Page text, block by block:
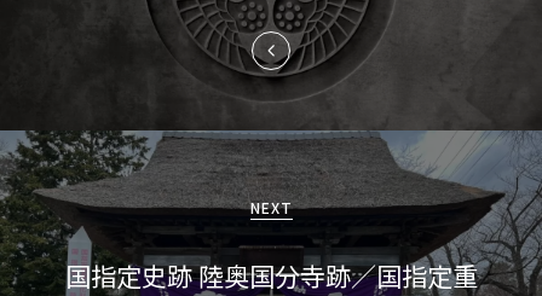
シ
ョ
ン
NEXT
国指定史跡 陸奥国分寺跡／国指定重